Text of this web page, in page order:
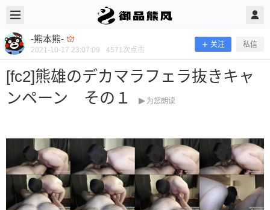
-熊本熊-
2021-10-17 23:07:09 4571次点击
关注 私信
[fc2]熊雄のデカマラフェラ抜きキャ
ンペーン その１
为您朗读
-熊本熊- @ 御品熊风 2021/10/17
[fc2]熊雄のデカマラフェラ抜きキャン